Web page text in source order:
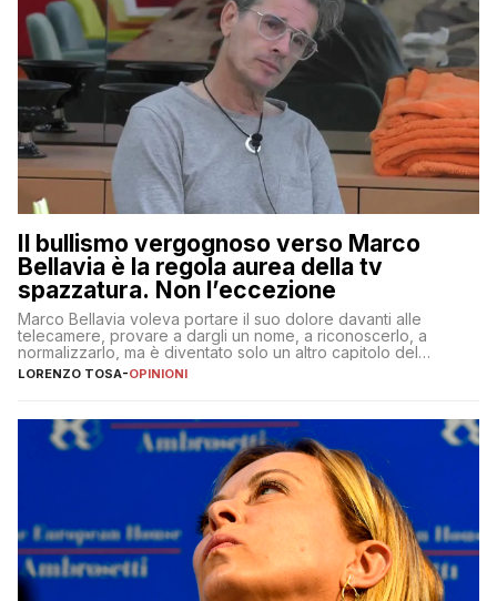
Il bullismo vergognoso verso Marco
Bellavia è la regola aurea della tv
spazzatura. Non l’eccezione
Marco Bellavia voleva portare il suo dolore davanti alle
telecamere, provare a dargli un nome, a riconoscerlo, a
normalizzarlo, ma è diventato solo un altro capitolo del
copione
LORENZO TOSA-OPINIONI